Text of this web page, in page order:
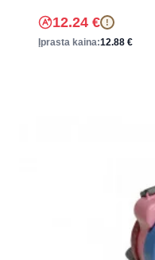
12.24 € !
Įprasta kaina:12.88 €